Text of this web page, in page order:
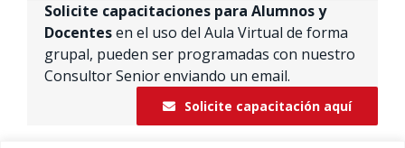
Solicite capacitaciones para Alumnos y
Docentesen el uso del Aula Virtual de forma
grupal, pueden ser programadas con nuestro
Consultor Senior enviando un email.
Solicite capacitación aquí